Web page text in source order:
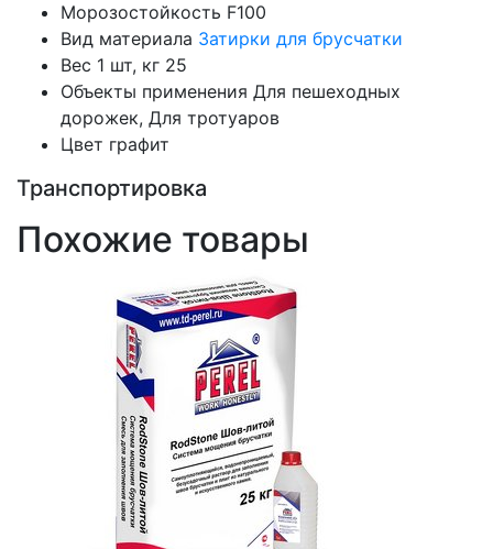
Морозостойкость F100
Вид материала Затирки для брусчатки
Вес 1 шт, кг 25
Объекты применения Для пешеходных
дорожек, Для тротуаров
Цвет графит
Транспортировка
Похожие товары